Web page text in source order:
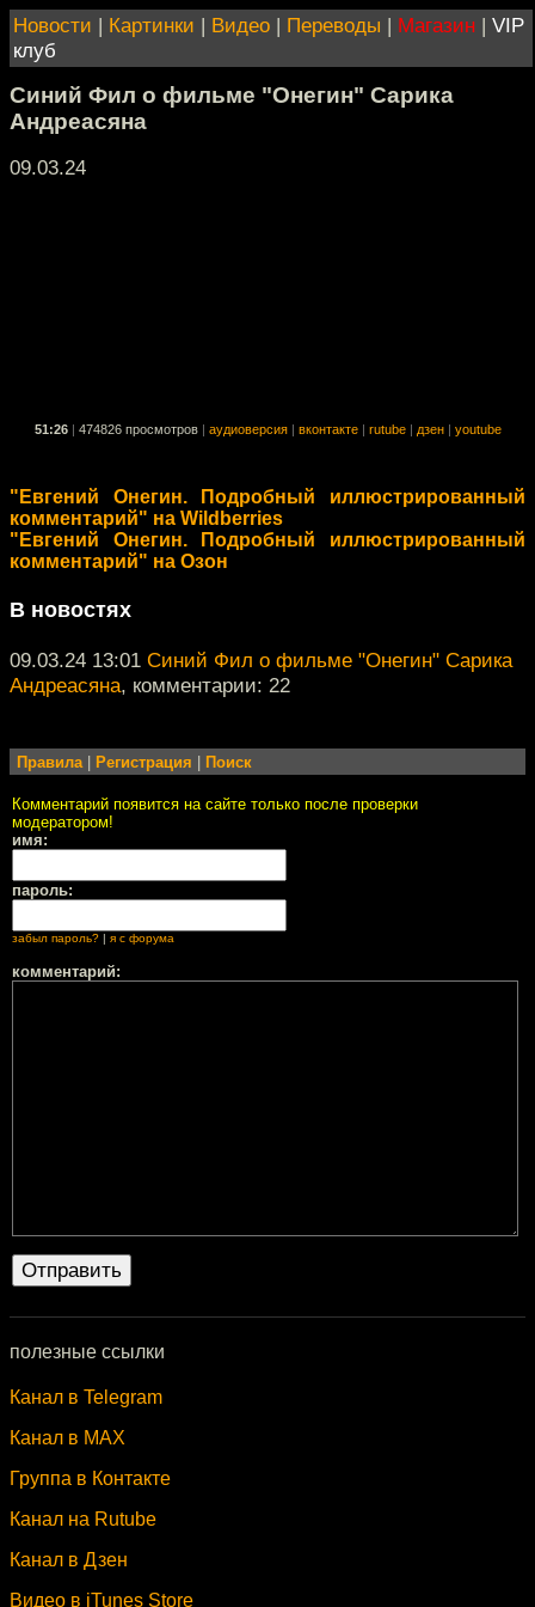
Новости | Картинки | Видео | Переводы | Магазин | VIP
клуб
Синий Фил о фильме "Онегин" Сарика
Андреасяна
09.03.24
51:26 474826 просмотров аудиоверсия вконтакте rutube дзен youtube
"Евгений Онегин. Подробный иллюстрированный
комментарий" на Wildberries
"Евгений Онегин. Подробный иллюстрированный
комментарий" на Озон
В новостях
09.03.24 13:01 Синий Фил о фильме "Онегин" Сарика
Андреасяна, комментарии: 22
Правила| Регистрация Поиск
Комментарий появится на сайте только после проверки
модератором!
имя:
пароль:
забыл пароль? я с форума
комментарий:
полезные ссылки
Канал в Telegram
Канал в MAX
Группа в Контакте
Канал на Rutube
Канал в Дзен
Видео в iTunes Store